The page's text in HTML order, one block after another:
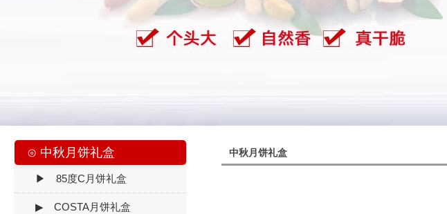
中秋月饼礼盒
⊙ 中秋月饼礼盒
▶ 85度C月饼礼盒
▶ COSTA月饼礼盒